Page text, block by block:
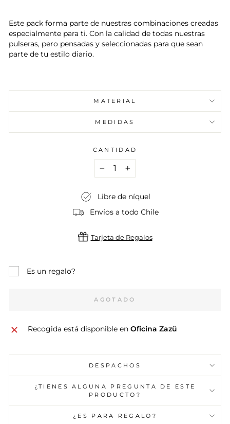
Este pack forma parte de nuestras combinaciones creadas
especialmente para ti. Con la calidad de todas nuestras
pulseras, pero pensadas y seleccionadas para que sean
parte de tu estilo diario.
MATERIAL
MEDIDAS
CANTIDAD
Libre de níquel
Envíos a todo Chile
Tarjeta de Regalos
Es un regalo?
AGOTADO
Recogida está disponible en Oficina Zazü
DESPACHOS
¿TIENES ALGUNA PREGUNTA DE ESTE
PRODUCTO?
¿ES PARA REGALO?